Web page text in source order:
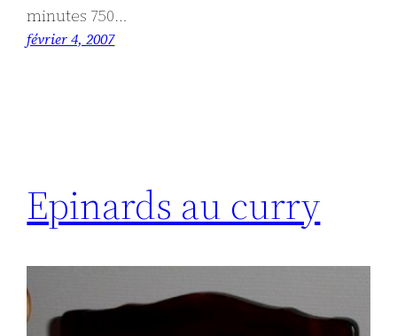
minutes 750…
février 4, 2007
Epinards au curry